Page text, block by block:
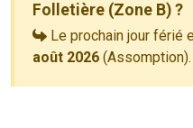
Folletière (Zone B) ?
Le prochain jour férié
août 2026 (Assomption).